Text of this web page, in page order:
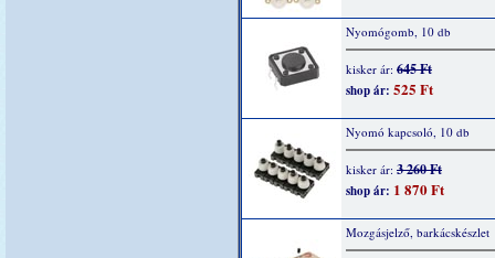
Nyomógomb, 10 db
kisker ár: 645 Ft
shop ár: 525 Ft
Nyomó kapcsoló, 10 db
kisker ár: 3 260 Ft
shop ár: 1 870 Ft
Mozgásjelző, barkácskészlet